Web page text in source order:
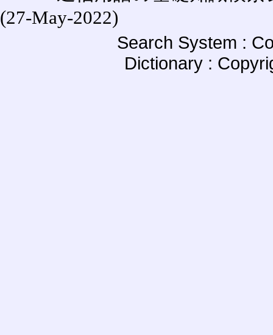
(27-May-2022)
Search System :
Dictionary :